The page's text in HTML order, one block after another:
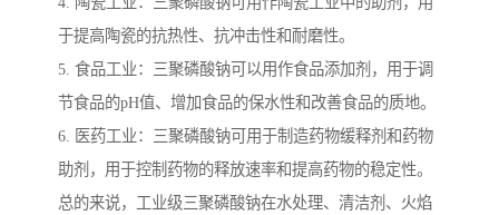
于提高陶瓷的抗热性、抗冲击性和耐磨性。
5. 食品工业：三聚磷酸钠可以用作食品添加剂，用于调
节食品的pH值、增加食品的保水性和改善食品的质地。
6. 医药工业：三聚磷酸钠可用于制造药物缓释剂和药物
助剂，用于控制药物的释放速率和提高药物的稳定性。
总的来说，工业级三聚磷酸钠在水处理、清洁剂、火焰